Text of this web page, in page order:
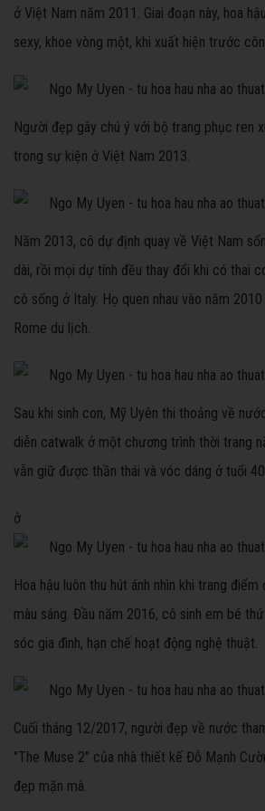
ở Việt Nam năm 2011. Giai đoạn này, hoa
sexy, khoe vòng một, khi xuất hiện trước
Người đẹp gây chú ý với bộ trang phục ren
trong sự kiện ở Việt Nam 2013.
Năm 2013, cô dự định quay về Việt Nam
dài, rồi mọi dự tính đều thay đổi khi có thai
cô sống ở Italy. Họ quen nhau vào năm
Rome du lịch.
Sau khi sinh con, Mỹ Uyên thi thoảng về
diễn catwalk ở một chương trình thời trang
vẫn giữ được thần thái và vóc dáng ở tuổi
ở
Hoa hậu luôn thu hút ánh nhìn khi trang
màu sáng. Đầu năm 2016, cô sinh em bé
sóc gia đình, hạn chế hoạt động nghệ thuật.
Cuối tháng 12/2017, người đẹp về nước
"The Muse 2" của nhà thiết kế Đỗ Mạnh
đẹp mặn mà.